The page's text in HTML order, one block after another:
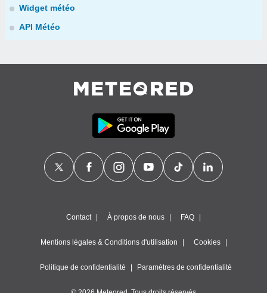
Widget météo
API Météo
Contact À propos de nous FAQ
Mentions légales & Conditions d'utilisation Cookies
Politique de confidentialité Paramètres de confidentialité